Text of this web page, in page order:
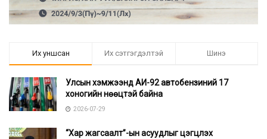
Их уншсан Их сэтгэгдэлтэй Шинэ
Улсын хэмжээнд АИ-92 автобензиний 17
хоногийн нөөцтэй байна
2026-07-29
“Хар жагсаалт”-ын асуудлыг цэгцлэх